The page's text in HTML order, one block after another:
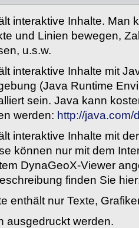
interaktive Inhalte. Man
und Linien bewegen,
u.s.w.
interaktive Inhalte mit
(Java Runtime
sein. Java kann
werden: http://
interaktive Inhalte mit
können nur mit dem
DynaGeoX-Viewer
finden Sie
enthält nur Texte,
ausgedruckt werden.